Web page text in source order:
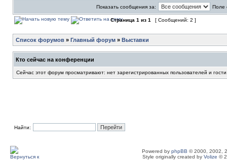
Показать сообщения за: Поле
Страница 1 из 1 [ Сообщений: 2 ]
Список форумов » Главный форум » Выставки
Кто сейчас на конференции
Сейчас этот форум просматривают: нет зарегистрированных пользователей и
Найти:
Powered by phpBB © 2000, 2002,
Style originally created by Volize ©